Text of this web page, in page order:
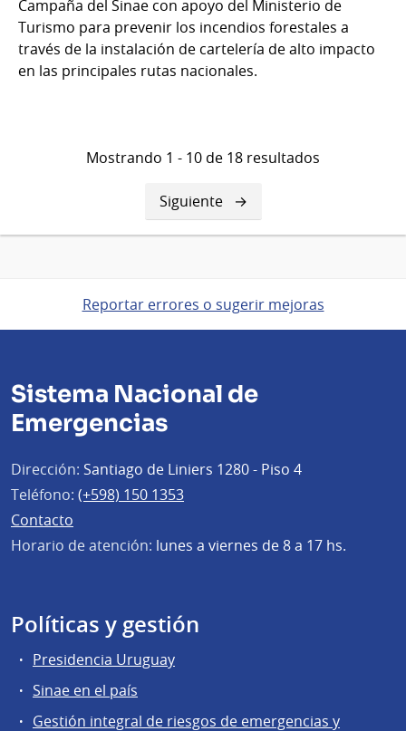
Campaña del Sinae con apoyo del Ministerio de
Turismo para prevenir los incendios forestales a
través de la instalación de cartelería de alto impacto
en las principales rutas nacionales.
Mostrando 1 - 10 de 18 resultados
Siguiente
página
Siguiente
Reportar errores o sugerir mejoras
Sistema Nacional de
Emergencias
Dirección: Santiago de Liniers 1280 - Piso 4
Teléfono: (+598) 150 1353
Contacto
Horario de atención: lunes a viernes de 8 a 17 hs.
Políticas y gestión
Presidencia Uruguay
Sinae en el país
Gestión integral de riesgos de emergencias y